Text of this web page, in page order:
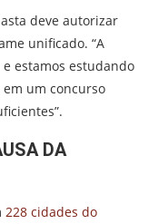
deve autorizar
unificado. “A
estamos estudando
um concurso
DA
228 cidades do